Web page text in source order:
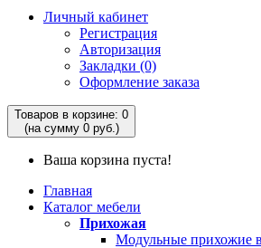
Личный кабинет
Регистрация
Авторизация
Закладки (0)
Оформление заказа
Товаров в корзине: 0
(на сумму 0 руб.)
Ваша корзина пуста!
Главная
Каталог мебели
Прихожая
Модульные прихожие